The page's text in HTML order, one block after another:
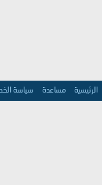
الرئيسية مساعدة سياسة